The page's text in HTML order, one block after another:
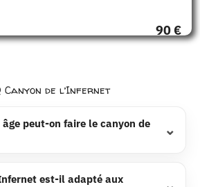
90 €
Canyon de l’Infernet
peut-on faire le canyon de
est-il adapté aux